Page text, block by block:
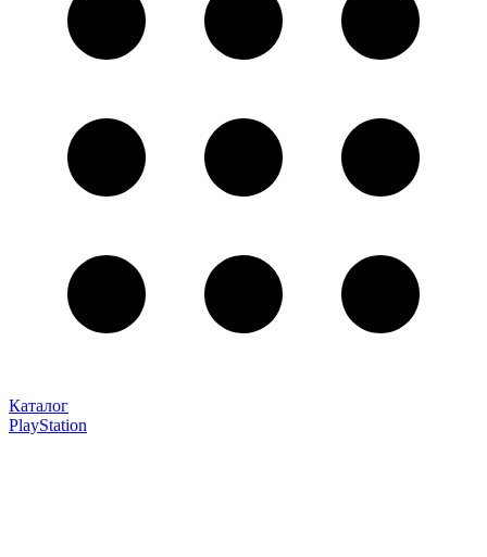
Каталог
PlayStation